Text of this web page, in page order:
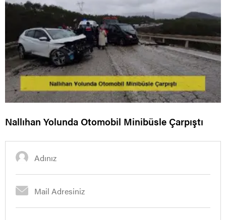
Nallıhan Yolunda Otomobil Minibüsle Çarpıştı